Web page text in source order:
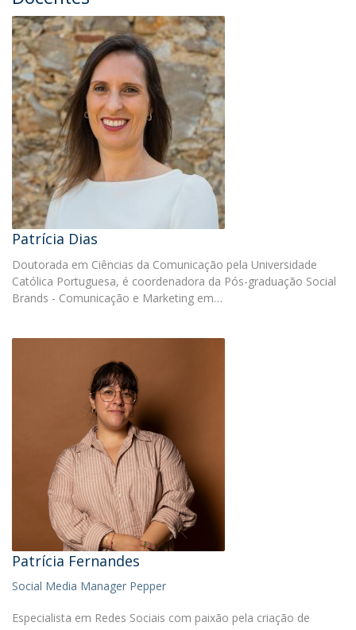
Patrícia Dias
Doutorada em Ciências da Comunicação pela Universidade
Católica Portuguesa, é coordenadora da Pós-graduação Social
Brands - Comunicação e Marketing em…
Patrícia Fernandes
Social Media Manager Pepper
Especialista em Redes Sociais com paixão pela criação de